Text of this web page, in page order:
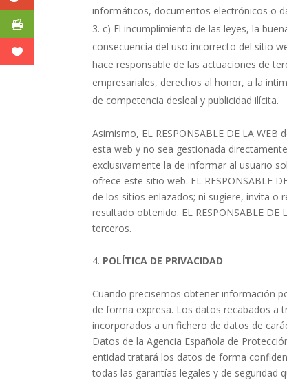
informáticos, documentos electrónicos o
c) El incumplimiento de las leyes, la
consecuencia del uso incorrecto del sitio
hace responsable de las actuaciones de
empresariales, derechos al honor, a la
de competencia desleal y publicidad ilícita.
Asimismo, EL RESPONSABLE DE LA
esta web y no sea gestionada
exclusivamente la de informar al usuario
ofrece este sitio web. EL RESPONSABLE
de los sitios enlazados; ni sugiere, invita
resultado obtenido. EL RESPONSABLE
terceros.
POLÍTICA DE PRIVACIDAD
Cuando precisemos obtener información
de forma expresa. Los datos recabados a
incorporados a un fichero de datos de
Datos de la Agencia Española de
entidad tratará los datos de forma
todas las garantías legales y de seguridad